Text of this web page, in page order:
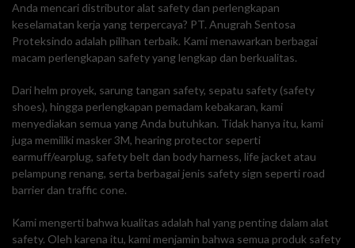
Anda mencari distributor alat safety dan perlengkapan
keselamatan kerja yang terpercaya? PT. Anugrah Sentosa
Proteksindo adalah pilihan terbaik. Kami menawarkan berbagai
macam perlengkapan safety yang lengkap dan berkualitas.
Dari helm proyek, sarung tangan safety, sepatu safety (safety
shoes), hingga perlengkapan pemadam kebakaran, kami
menyediakan semua yang Anda butuhkan. Tidak hanya itu, kami
juga memiliki masker 3M, hearing protector seperti
earmuff/earplug, safety belt dan body harness, life jacket atau
pelampung renang, serta berbagai jenis safety sign seperti road
barrier dan traffic cone.
Kami mengerti bahwa kualitas adalah hal yang penting dalam alat
safety. Oleh karena itu, kami menjamin bahwa semua produk safety